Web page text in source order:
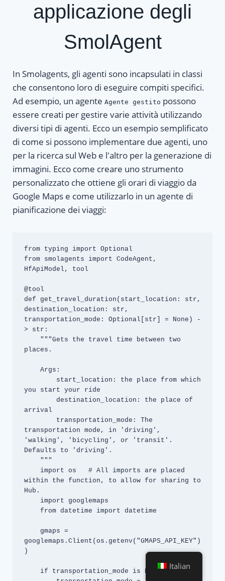
applicazione degli
SmolAgent
In Smolagents, gli agenti sono incapsulati in classi
che consentono loro di eseguire compiti specifici.
Ad esempio, un agente Agente gestito possono
essere creati per gestire varie attività utilizzando
diversi tipi di agenti. Ecco un esempio semplificato
di come si possono implementare due agenti, uno
per la ricerca sul Web e l'altro per la generazione di
immagini. Ecco come creare uno strumento
personalizzato che ottiene gli orari di viaggio da
Google Maps e come utilizzarlo in un agente di
pianificazione dei viaggi:
from typing import Optional
from smolagents import CodeAgent,
HfApiModel, tool
@tool
def get_travel_duration(start_location: str,
destination_location: str,
transportation_mode: Optional[str] = None) -
> str:
places.
you start your ride
arrival
transportation mode, in 'driving',
'walking', 'bicycling', or 'transit'.
Defaults to 'driving'.
within the function, to allow for sharing to
Hub.
googlemaps.Client(os.getenv("GMAPS_API_KEY")
)
Italian